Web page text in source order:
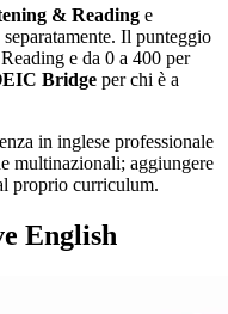
& Reading e
Il punteggio
e da 0 a 400 per
Bridge per chi è a
in inglese professionale
multinazionali; aggiungere
proprio curriculum.
English